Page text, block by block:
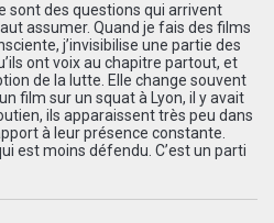
sont des questions qui arrivent
assumer. Quand je fais des films
j’invisibilise une partie des
ont voix au chapitre partout, et
de la lutte. Elle change souvent
film sur un squat à Lyon, il y avait
ils apparaissent très peu dans
à leur présence constante.
est moins défendu. C’est un parti